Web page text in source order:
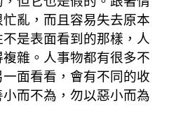
亂，而且容易失去原本
是表面看到的那樣，人
雜。人事物都有很多不
面看看，會有不同的收
而不為，勿以惡小而為